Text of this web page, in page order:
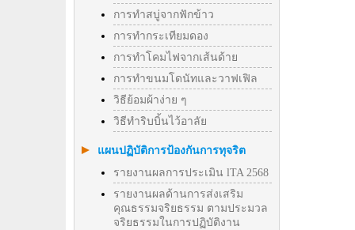
การทำสบู่จากฟักข้าว
การทำกระเทียมดอง
การทำโคมไฟจากเส้นด้าย
การทำขนมโดนัทและวาฟเฟิล
วิธีย้อมผ้าง่าย ๆ
วิธีทําริบบิ้นไว้อาลัย
แผนปฏิบัติการป้องกันการทุจริต
รายงานผลการประเมิน lTA 2568
รายงานผลด้านการส่งเสริม
คุณธรรมจริยธรรม ตามประมวล
จริยธรรมในการปฏิบัติงาน